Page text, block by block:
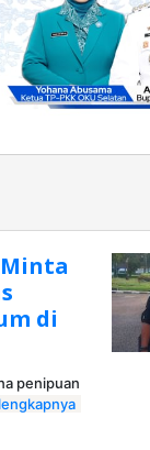
di
penipuan